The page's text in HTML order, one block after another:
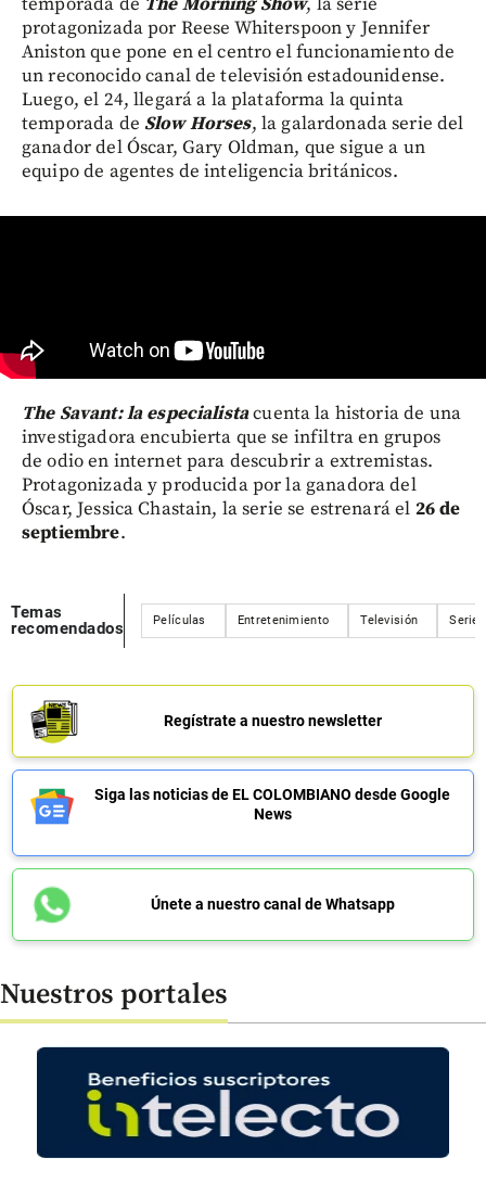
protagonizada por Reese Whiterspoon y Jennifer
Aniston que pone en el centro el funcionamiento de
un reconocido canal de televisión estadounidense.
Luego, el 24, llegará a la plataforma la quinta
temporada de Slow Horses, la galardonada serie del
ganador del Óscar, Gary Oldman, que sigue a un
equipo de agentes de inteligencia británicos.
The Savant: la especialistacuenta la historia de una
investigadora encubierta que se infiltra en grupos
de odio en internet para descubrir a extremistas.
Protagonizada y producida por la ganadora del
Óscar, Jessica Chastain, la serie se estrenará el 26 de
septiembre.
Temas
recomendados
Películas Entretenimiento Televisión Series
Regístrate a nuestro newsletter
Siga las noticias de EL COLOMBIANO desde Google
News
Únete a nuestro canal de Whatsapp
Nuestros portales